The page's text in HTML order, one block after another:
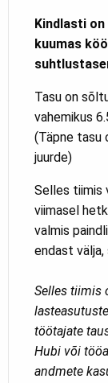
Kindlasti
kuumas
Tasu on
vahemikus
(Täpne tasu
juurde)
Selles tiimis
viimasel
valmis
endast välja,
Selles tiimis
töötajate
Hubi või
andmete